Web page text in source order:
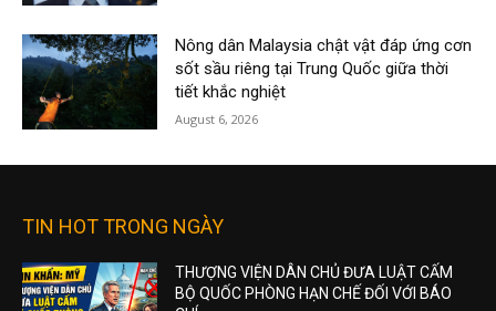
Nông dân Malaysia chật vật đáp ứng cơn
sốt sầu riêng tại Trung Quốc giữa thời
tiết khắc nghiệt
August 6, 2026
TIN HOT TRONG NGÀY
THƯỢNG VIỆN DÂN CHỦ ĐƯA LUẬT CẤM
BỘ QUỐC PHÒNG HẠN CHẾ ĐỐI VỚI BÁO